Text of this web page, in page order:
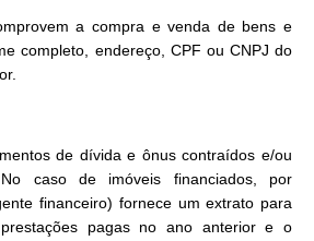
a compra e venda de bens e
completo, endereço, CPF ou CNPJ do
de dívida e ônus contraídos e/ou
caso de imóveis financiados, por
financeiro) fornece um extrato para
pagas no ano anterior e o